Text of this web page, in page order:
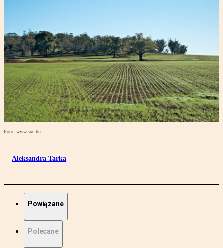
Foto: www.sxc.hu
Aleksandra Tarka
Powiązane
Polecane